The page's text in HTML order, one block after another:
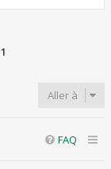
1
Aller à
FAQ